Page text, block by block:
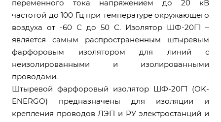
переменного тока напряжением до 20 кВ
частотой до 100 Гц при температуре окружающего
воздуха от -60 С до 50 С. Изолятор ШФ-20Г1 –
является самым распространенным штыревым
фарфоровым изолятором для линий с
неизолированными и изолированными
проводами.
Штыревой фарфоровый изолятор ШФ-20Г1 (OK-
ENERGO) предназначены для изоляции и
крепления проводов ЛЭП и РУ электростанций и